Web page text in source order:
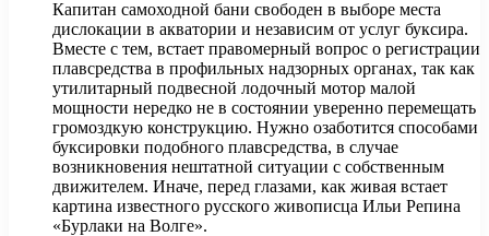
Капитан самоходной бани свободен в выборе места
дислокации в акватории и независим от услуг буксира.
Вместе с тем, встает правомерный вопрос о регистрации
плавсредства в профильных надзорных органах, так как
утилитарный подвесной лодочный мотор малой
мощности нередко не в состоянии уверенно перемещать
громоздкую конструкцию. Нужно озаботится способами
буксировки подобного плавсредства, в случае
возникновения нештатной ситуации с собственным
движителем. Иначе, перед глазами, как живая встает
картина известного русского живописца Ильи Репина
«Бурлаки на Волге».